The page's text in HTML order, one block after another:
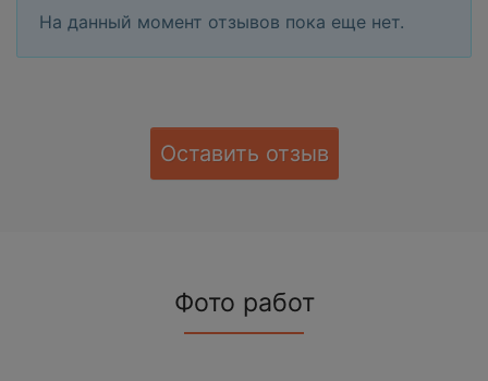
На данный момент отзывов пока еще нет.
Оставить отзыв
Фото работ